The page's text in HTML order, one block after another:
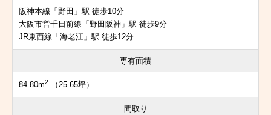
阪神本線「野田」駅 徒歩10分
大阪市営千日前線「野田阪神」駅 徒歩9分
JR東西線「海老江」駅 徒歩12分
専有面積
84.80m2 （25.65坪）
間取り